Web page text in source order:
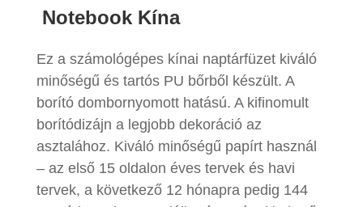
Notebook Kína
Ez a számológépes kínai naptárfüzet kiváló
minőségű és tartós PU bőrből készült. A
borító dombornyomott hatású. A kifinomult
borítódizájn a legjobb dekoráció az
asztalához. Kiváló minőségű papírt használ
– az első 15 oldalon éves tervek és havi
tervek, a következő 12 hónapra pedig 144